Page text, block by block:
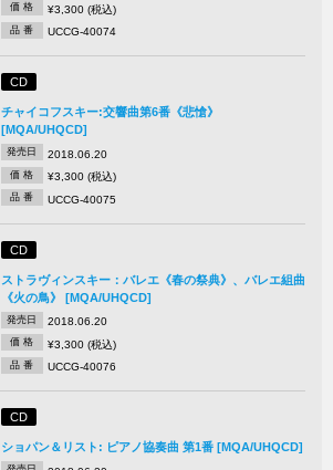
価 格 ¥3,300 (税込)
品 番 UCCG-40074
CD
チャイコフスキー:交響曲第6番《悲愴》
[MQA/UHQCD]
発売日 2018.06.20
価 格 ¥3,300 (税込)
品 番 UCCG-40075
CD
ストラヴィンスキー：バレエ《春の祭典》、バレエ組曲
《火の鳥》 [MQA/UHQCD]
発売日 2018.06.20
価 格 ¥3,300 (税込)
品 番 UCCG-40076
CD
ショパン＆リスト: ピアノ協奏曲 第1番 [MQA/UHQCD]